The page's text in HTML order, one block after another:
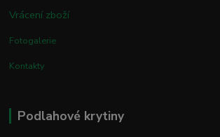
Vrácení zboží
Fotogalerie
Kontakty
Podlahové krytiny